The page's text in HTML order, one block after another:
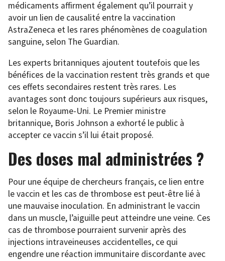
médicaments affirment également qu’il pourrait y
avoir un lien de causalité entre la vaccination
AstraZeneca et les rares phénomènes de coagulation
sanguine, selon The Guardian.
Les experts britanniques ajoutent toutefois que les
bénéfices de la vaccination restent très grands et que
ces effets secondaires restent très rares. Les
avantages sont donc toujours supérieurs aux risques,
selon le Royaume-Uni. Le Premier ministre
britannique, Boris Johnson a exhorté le public à
accepter ce vaccin s’il lui était proposé.
Des doses mal administrées ?
Pour une équipe de chercheurs français, ce lien entre
le vaccin et les cas de thrombose est peut-être lié à
une mauvaise inoculation. En administrant le vaccin
dans un muscle, l’aiguille peut atteindre une veine. Ces
cas de thrombose pourraient survenir après des
injections intraveineuses accidentelles, ce qui
engendre une réaction immunitaire discordante avec